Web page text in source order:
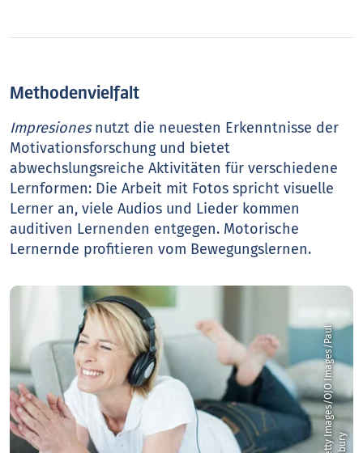
Methodenvielfalt
Impresionesnutzt die neuesten Erkenntnisse der
Motivationsforschung und bietet
abwechslungsreiche Aktivitäten für verschiedene
Lernformen: Die Arbeit mit Fotos spricht visuelle
Lerner an, viele Audios und Lieder kommen
auditiven Lernenden entgegen. Motorische
Lernernde profitieren vom Bewegungslernen.
©
G
e
t
t
y
m
a
g
e
s
/
O
J
O
I
m
a
g
e
s
/
P
a
u
l
B
r
a
d
b
u
r